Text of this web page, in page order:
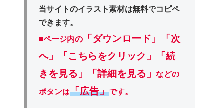
当サイトのイラスト素材は無料でコピペ
できます。
■ページ内の
「ダウンロード」
「次
へ」「こちらをクリック」「続
きを見る」「詳細を見る」などの
ボタンは「広告」です。